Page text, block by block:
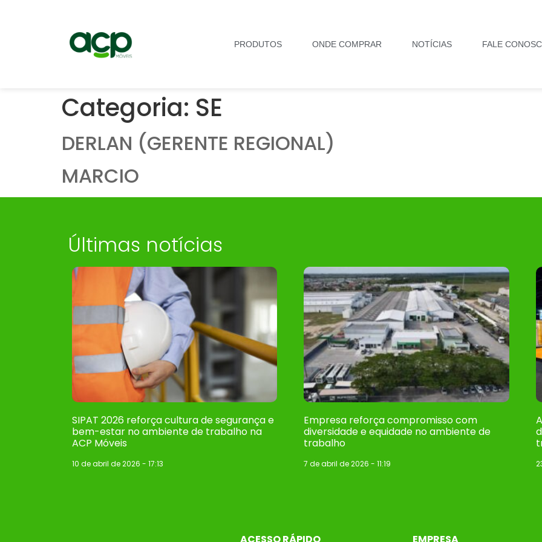
PRODUTOS ONDE COMPRAR NOTÍCIAS FALE
Categoria: SE
DERLAN (GERENTE REGIONAL)
MARCIO
Últimas notícias
SIPAT 2026 reforça cultura de segurança e
bem-estar no ambiente de trabalho na
ACP Móveis
10 de abril de 2026 17:13
Empresa reforça compromisso com
diversidade e equidade no ambiente de
trabalho
7 de abril de 2026 11:19